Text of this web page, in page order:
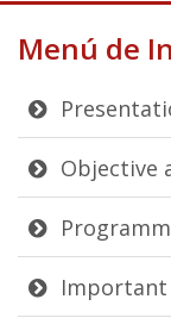
Menú de
Objective
Important